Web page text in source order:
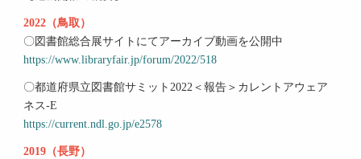
2022（鳥取）
〇図書館総合展サイトにてアーカイブ動画を公開中
https://www.libraryfair.jp/forum/2022/518
〇都道府県立図書館サミット2022＜報告＞カレントアウェア
ネス-E
https://current.ndl.go.jp/e2578
2019（長野）